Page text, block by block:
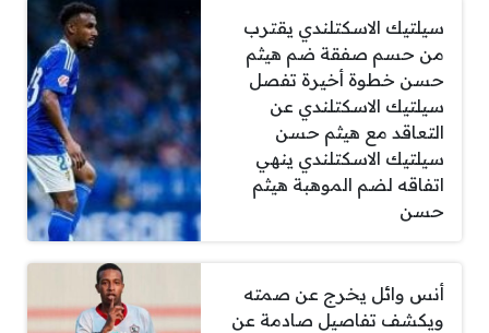
سيلتيك الاسكتلندي يقترب
من حسم صفقة ضم هيثم
حسن خطوة أخيرة تفصل
سيلتيك الاسكتلندي عن
التعاقد مع هيثم حسن
سيلتيك الاسكتلندي ينهي
اتفاقه لضم الموهبة هيثم
حسن
أنس وائل يخرج عن صمته
ويكشف تفاصيل صادمة عن